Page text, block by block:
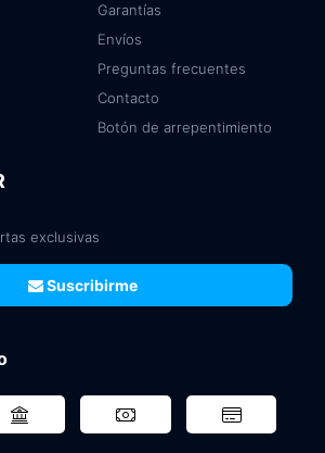
Garantías
Envíos
Preguntas frecuentes
Contacto
Botón de arrepentimiento
exclusivas
Suscribirme